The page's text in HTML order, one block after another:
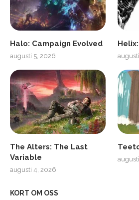
Halo: Campaign Evolved
augusti 5, 2026
The Alters: The Last
Variable
augusti 4, 2026
KORT OM OSS